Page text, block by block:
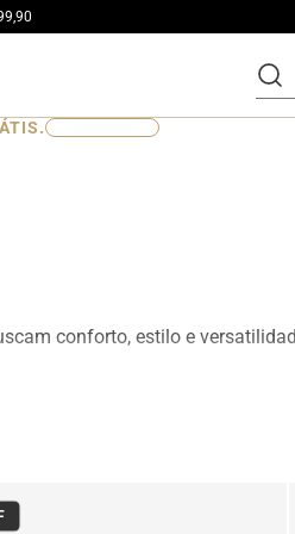
0
conforto, estilo e
Alguns modelos também